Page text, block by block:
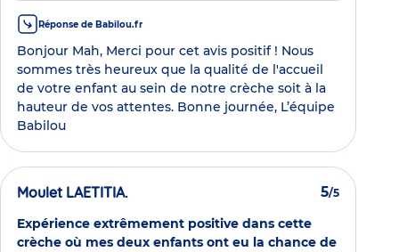
Réponse de Babilou.fr
Bonjour Mah, Merci pour cet avis positif ! Nous
sommes très heureux que la qualité de l'accueil
de votre enfant au sein de notre crèche soit à la
hauteur de vos attentes. Bonne journée, L’équipe
Babilou
Moulet LAETITIA. 5/5
Expérience extrêmement positive dans cette
crèche où mes deux enfants ont eu la chance de